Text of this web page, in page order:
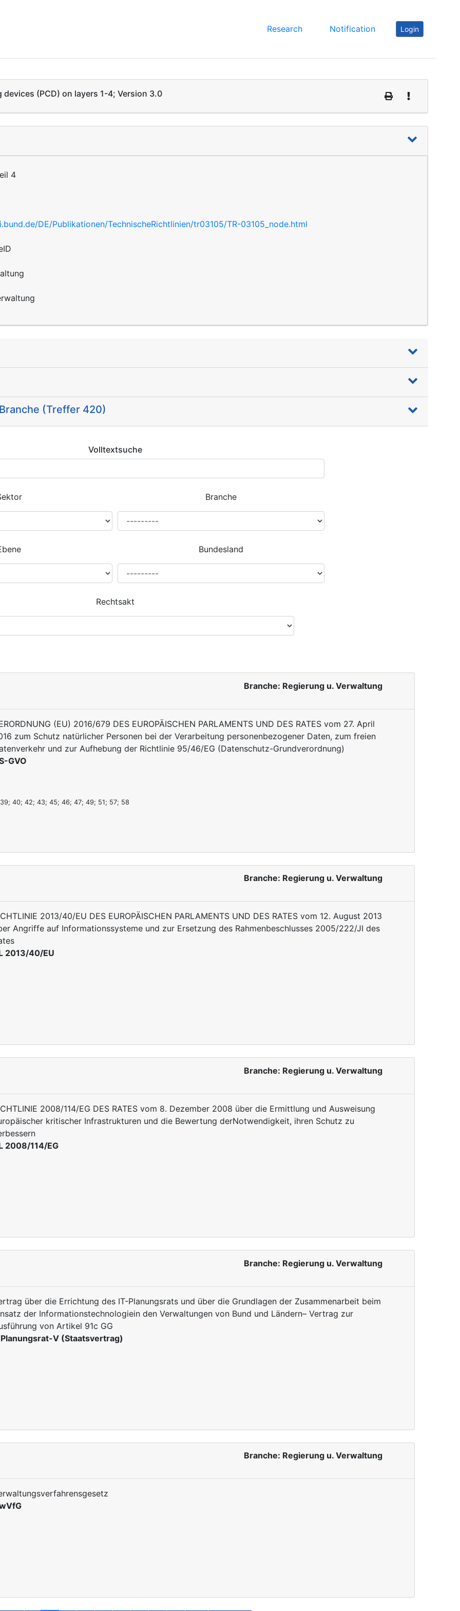
Research Notification Login
(PCD) on layers 1-4; Version 3.0
4
DE/Publikationen/TechnischeRichtlinien/tr03105/TR-03105_node.html
(Treffer 420)
Volltextsuche
Branche
Bundesland
Rechtsakt
Branche: Regierung u. Verwaltung
(EU) 2016/679 DES EUROPÄISCHEN PARLAMENTS UND DES RATES vom 27. April
zum Schutz natürlicher Personen bei der Verarbeitung personenbezogener Daten, zum freien
und zur Aufhebung der Richtlinie 95/46/EG (Datenschutz-Grundverordnung)
GVO
40; 42; 43; 45; 46; 47; 49; 51; 57; 58
Branche: Regierung u. Verwaltung
2013/40/EU DES EUROPÄISCHEN PARLAMENTS UND DES RATES vom 12. August 2013
Angriffe auf Informationssysteme und zur Ersetzung des Rahmenbeschlusses 2005/222/JI des
2013/40/EU
Branche: Regierung u. Verwaltung
2008/114/EG DES RATES vom 8. Dezember 2008 über die Ermittlung und Ausweisung
kritischer Infrastrukturen und die Bewertung derNotwendigkeit, ihren Schutz zu
2008/114/EG
Branche: Regierung u. Verwaltung
über die Errichtung des IT-Planungsrats und über die Grundlagen der Zusammenarbeit beim
der Informationstechnologiein den Verwaltungen von Bund und Ländern– Vertrag zur
von Artikel 91c GG
V (Staatsvertrag)
Branche: Regierung u. Verwaltung